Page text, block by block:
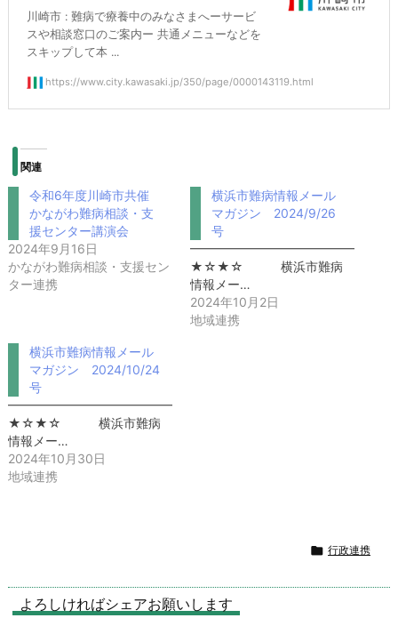
川崎市 : 難病で療養中のみなさまへーサービ
スや相談窓口のご案内ー 共通メニューなどを
スキップして本 ...
https://www.city.kawasaki.jp/350/page/0000143119.html
関連
令和6年度川崎市共催
かながわ難病相談・支
援センター講演会
2024年9月16日
かながわ難病相談・支援セン
ター連携
横浜市難病情報メール
マガジン 2024/9/26
号
★☆★☆ 横浜市難病
情報メー…
2024年10月2日
地域連携
横浜市難病情報メール
マガジン 2024/10/24
号
★☆★☆ 横浜市難病
情報メー…
2024年10月30日
地域連携
 行政連携
よろしければシェアお願いします